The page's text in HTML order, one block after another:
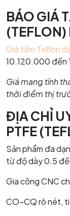
BÁO GIÁ
(TEFLON)
Giá tấm Teflon
10.120.000 đến
Giá mang tính
thời điểm thị
ĐỊA CHỈ
PTFE
Sản phẩm đa
từ độ dày 0.5
Gia công CNC
CO–CQ rõ nét,